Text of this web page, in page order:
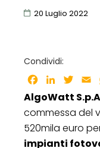
20 Luglio 2022
Condividi:
Facebook
LinkedIn
AlgoWatt
commessa del
520mila euro
impianti